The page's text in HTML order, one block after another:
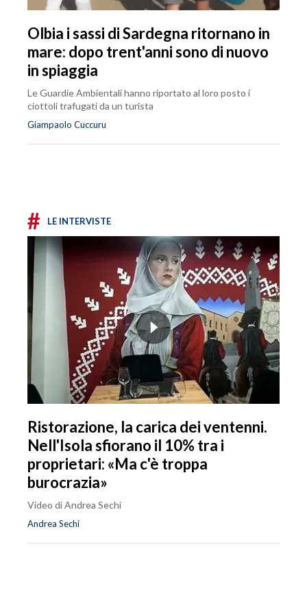
Olbia i sassi di Sardegna ritornano in
mare: dopo trent'anni sono di nuovo
in spiaggia
Le Guardie Ambientali hanno riportato al loro posto i
ciottoli trafugati da un turista
Giampaolo Cuccuru
# LE INTERVISTE
Ristorazione, la carica dei ventenni.
Nell'Isola sfiorano il 10% tra i
proprietari: «Ma c'è troppa
burocrazia»
Video di Andrea Sechi
Andrea Sechi